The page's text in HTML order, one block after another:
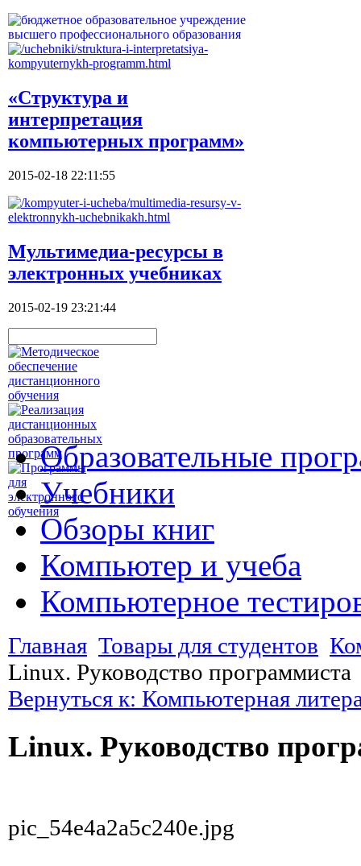
«Структура и
интерпретация
компьютерных программ»
2015-02-18 22:11:55
Мультимедиа-ресурсы в
электронных учебниках
2015-02-19 23:21:44
Образовательные
Учебники
Обзоры книг
Компьютер и учеба
Компьютерное
Главная Товары для студентов
Linux. Руководство программиста
Вернуться к: Компьютерная
Linux. Руководство
pic_54e4a2a5c240e.jpg